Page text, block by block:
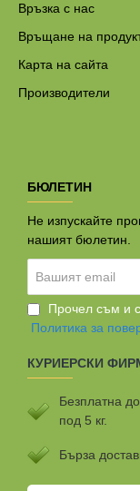
Връзка с нас
Връщане на
Карта на сайта
Производители
БЮЛЕТИН
Не изпускайте
нашият бюлетин.
email
Прочел съм и
Политика за
КУРИЕРСКИ
Безплатна
под 5 кг.
Бързa